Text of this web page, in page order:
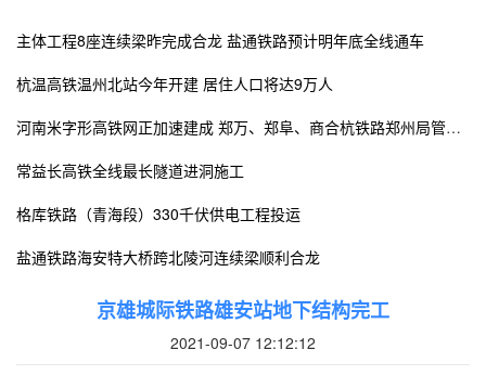
主体工程8座连续梁昨完成合龙 盐通铁路预计明年底全线通车
杭温高铁温州北站今年开建 居住人口将达9万人
河南米字形高铁网正加速建成 郑万、郑阜、商合杭铁路郑州局管段相继试运行
常益长高铁全线最长隧道进洞施工
格库铁路（青海段）330千伏供电工程投运
盐通铁路海安特大桥跨北陵河连续梁顺利合龙
京雄城际铁路雄安站地下结构完工
2021-09-07 12:12:12